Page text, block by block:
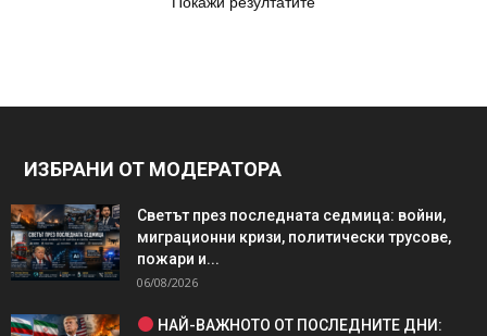
ИЗБРАНИ ОТ МОДЕРАТОРА
Светът през последната седмица: войни,
миграционни кризи, политически трусове,
пожари и...
06/08/2026
НАЙ-ВАЖНОТО ОТ ПОСЛЕДНИТЕ ДНИ: